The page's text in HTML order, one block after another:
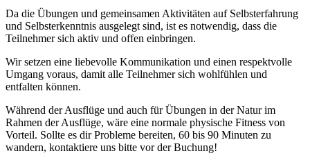
Da die Übungen und gemeinsamen Aktivitäten auf Selbsterfahrung
und Selbsterkenntnis ausgelegt sind, ist es notwendig, dass die
Teilnehmer sich aktiv und offen einbringen.
Wir setzen eine liebevolle Kommunikation und einen respektvolle
Umgang voraus, damit alle Teilnehmer sich wohlfühlen und
entfalten können.
Während der Ausflüge und auch für Übungen in der Natur im
Rahmen der Ausflüge, wäre eine normale physische Fitness von
Vorteil. Sollte es dir Probleme bereiten, 60 bis 90 Minuten zu
wandern, kontaktiere uns bitte vor der Buchung!